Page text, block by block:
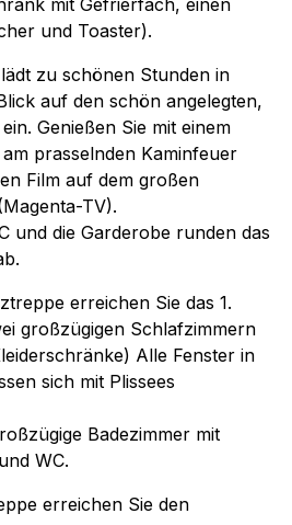
und Toaster).
zu schönen Stunden in
auf den schön angelegten,
Genießen Sie mit einem
prasselnden Kaminfeuer
Film auf dem großen
TV).
und die Garderobe runden das
erreichen Sie das 1.
großzügigen Schlafzimmern
Alle Fenster in
sich mit Plissees
Badezimmer mit
WC.
erreichen Sie den